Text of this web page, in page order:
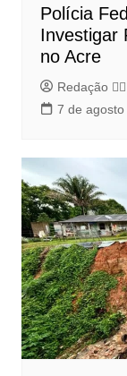
Polícia
Investigar
no Acre
Redação
7 de